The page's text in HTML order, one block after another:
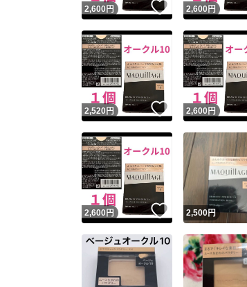
2,600 円 いいね！
2,600 円
2,520 円 いいね！
2,600 円
2,600 円 いいね！
2,500円